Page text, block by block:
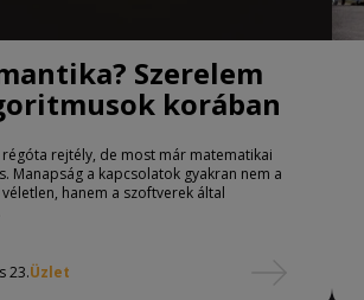
Szerelem
korában
rejtély, de most már matematikai
Manapság a kapcsolatok gyakran nem a
hanem a szoftverek által
23.Üzlet